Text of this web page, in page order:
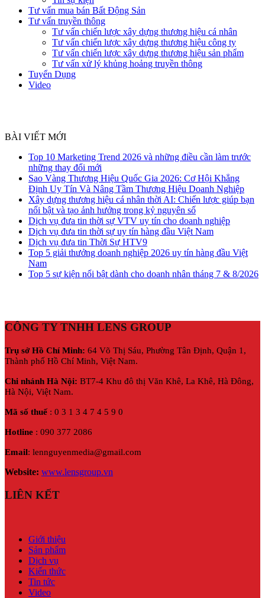
Tư vấn mua bán Bất Động Sản
Tư vấn truyền thông
Tư vấn chiến lược xây dựng thương hiệu cá nhân
Tư vấn chiến lược xây dựng thương hiệu công ty
Tư vấn chiến lược xây dựng thương hiệu sản phẩm
Tư vấn xử lý khủng hoảng truyền thông
Tuyển Dụng
Video
BÀI VIẾT MỚI
Top 10 Marketing Trend 2026 và những điều cần làm trước
những thay đổi mới
Sao Vàng Thương Hiệu Quốc Gia 2026: Cơ Hội Khẳng
Định Uy Tín Và Nâng Tầm Thương Hiệu Doanh Nghiệp
Xây dựng thương hiệu cá nhân thời AI: Chiến lược giúp bạn
nổi bật và tạo ảnh hưởng trong kỷ nguyên số
Dịch vụ đưa tin thời sự VTV uy tín cho doanh nghiệp
Dịch vụ đưa tin thời sự uy tín hàng đầu Việt Nam
Dịch vụ đưa tin Thời Sự HTV9
Top 5 giải thưởng doanh nghiệp 2026 uy tín hàng đầu Việt
Nam
Top 5 sự kiện nổi bật dành cho doanh nhân tháng 7 & 8/2026
CÔNG TY TNHH LENS GROUP
Trụ sở Hồ Chí Minh: 64 Võ Thị Sáu, Phường Tân Định, Quận 1,
Thành phố Hồ Chí Minh, Việt Nam.
Chi nhánh Hà Nội: BT7-4 Khu đô thị Văn Khê, La Khê, Hà Đông,
Hà Nội, Việt Nam.
Mã số thuế: 0 3 1 3 4 7 4 5 9 0
Hotline : 090 377 2086
Email: lennguyenmedia@gmail.com
Website: www.lensgroup.vn
LIÊN KẾT
Giới thiệu
Sản phẩm
Dịch vụ
Kiến thức
Tin tức
Video